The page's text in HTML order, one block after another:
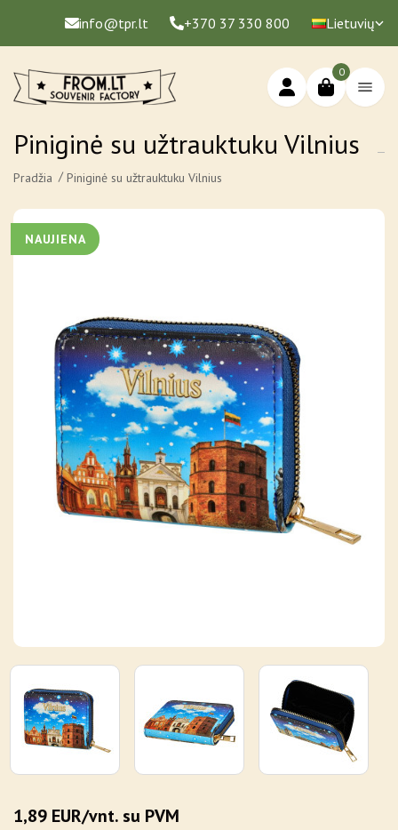
info@tpr.lt +370 37 330 800 Lietuvių
0
Piniginė su užtrauktuku Vilnius
Pradžia Piniginė su užtrauktuku Vilnius
NAUJIENA
1,89 EUR/vnt. su PVM